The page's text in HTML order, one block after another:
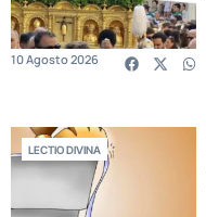
10 Agosto 2026
LECTIO DIVINA